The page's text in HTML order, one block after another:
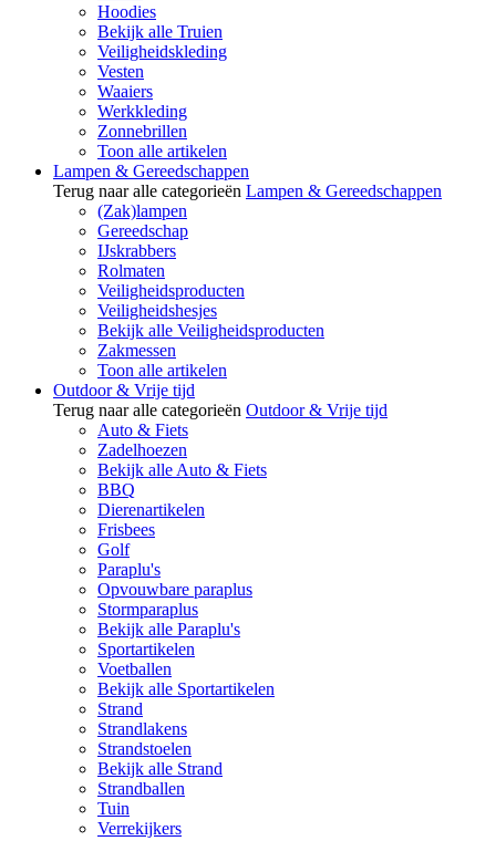
Hoodies
Bekijk alle Truien
Veiligheidskleding
Vesten
Waaiers
Werkkleding
Zonnebrillen
Toon alle artikelen
Lampen & Gereedschappen
Terug naar alle categorieën Lampen & Gereedschappen
(Zak)lampen
Gereedschap
IJskrabbers
Rolmaten
Veiligheidsproducten
Veiligheidshesjes
Bekijk alle Veiligheidsproducten
Zakmessen
Toon alle artikelen
Outdoor & Vrije tijd
Terug naar alle categorieën Outdoor & Vrije tijd
Auto & Fiets
Zadelhoezen
Bekijk alle Auto & Fiets
BBQ
Dierenartikelen
Frisbees
Golf
Paraplu's
Opvouwbare paraplus
Stormparaplus
Bekijk alle Paraplu's
Sportartikelen
Voetballen
Bekijk alle Sportartikelen
Strand
Strandlakens
Strandstoelen
Bekijk alle Strand
Strandballen
Tuin
Verrekijkers